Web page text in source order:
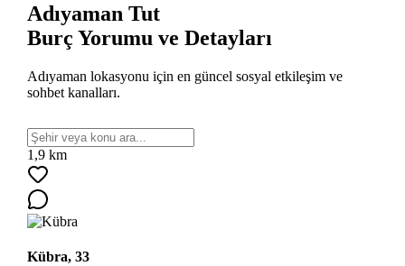
Adıyaman Tut
Burç Yorumu ve Detayları
Adıyaman lokasyonu için en güncel sosyal etkileşim ve
sohbet kanalları.
1,9 km
Kübra, 33